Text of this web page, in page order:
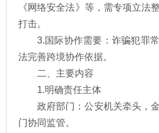
《网络安全法》等，需专项立法
打击。
3.国际协作需要：诈骗犯罪
法完善跨境协作依据。
二、主要内容
1.明确责任主体
政府部门：公安机关牵头，
门协同监管。